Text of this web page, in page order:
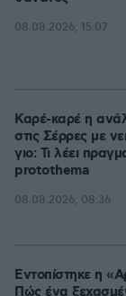
08.08.2026, 15:07
Καρέ-καρέ η
στις Σέρρες με
γιο: Τι λέει
protothema
08.08.2026, 08:36
Εντοπίστηκε η
Πώς ένα